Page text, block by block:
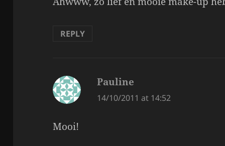
REPLY
Pauline
14/10/2011 at 14:52
Mooi!